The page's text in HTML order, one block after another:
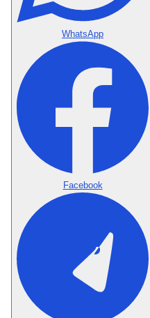
WhatsApp
Facebook